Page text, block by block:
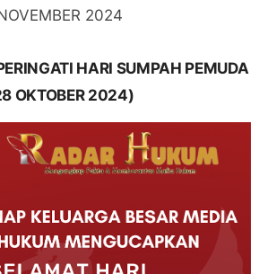
2024
HARI SUMPAH PEMUDA
OKTOBER 2024)